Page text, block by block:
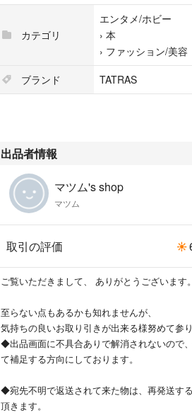
TATRAS SPECIAL BOOK 15th
【付録】 TATRAS 縦型トートバッグ
5ポケット トートバッグ
サイズ（約）：H33×W28×D10cm
耐荷重（約）：8kg
重さ：162g
収納サイズ：A4タテ
容量目安：2Lペットボトル3本分
（持ち手）
長さ53.5×幅4cm
立ち上がり24cm
（内ポケット・手前）
（ボトルホルダー）
深さ19×幅11cmが2つ
深さ24.5×幅27.5cm
カテゴリ
エンタメ/ホビー
› 本
› ファッション/美容
ブランド
TATRAS
出品者情報
マツム's shop
マツム
取引の評価
ご覧いただきまして、 ありがとうございます。
至らない点もあるかも知れませんが、
気持ちの良いお取り引きが出来る様努めて参り
◆出品画面に不具合ありで解消されないので
て補足する方向にしております。
◆宛先不明で返送されて来た物は、再発送す
頂きます。